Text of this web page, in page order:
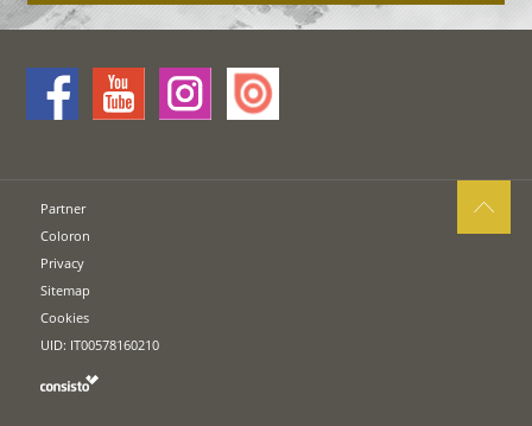
Partner
Coloron
Privacy
Sitemap
Cookies
UID: IT00578160210